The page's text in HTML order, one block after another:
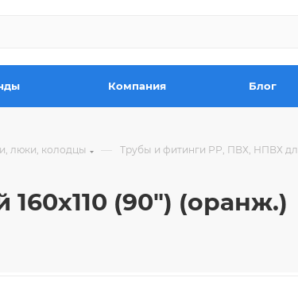
Компания Блог
люки, колодцы — Трубы и фитинги РР, ПВХ, НПВХ
(90") (оранж.)